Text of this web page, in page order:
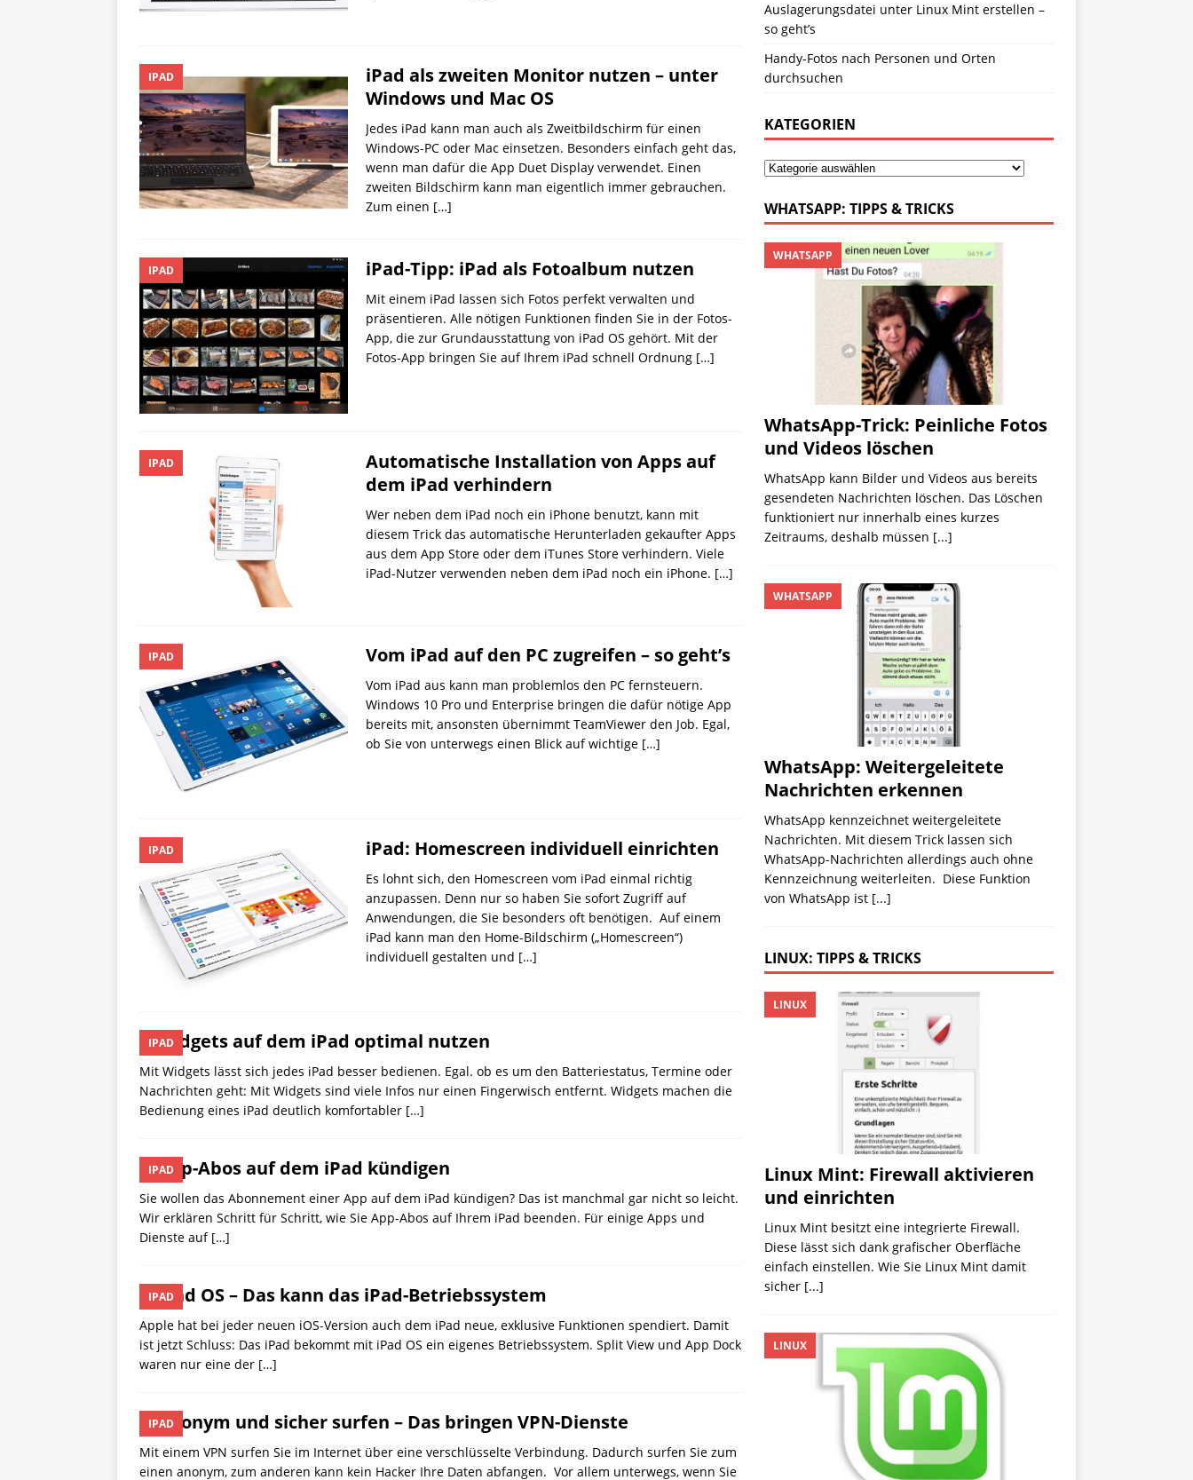
IPAD
iPad als zweiten Monitor nutzen – unter
Windows und Mac OS
Jedes iPad kann man auch als Zweitbildschirm für einen
Windows-PC oder Mac einsetzen. Besonders einfach geht das,
wenn man dafür die App Duet Display verwendet. Einen
zweiten Bildschirm kann man eigentlich immer gebrauchen.
Zum einen […]
IPAD iPad-Tipp: iPad als Fotoalbum nutzen
Mit einem iPad lassen sich Fotos perfekt verwalten und
präsentieren. Alle nötigen Funktionen finden Sie in der Fotos-
App, die zur Grundausstattung von iPad OS gehört. Mit der
Fotos-App bringen Sie auf Ihrem iPad schnell Ordnung […]
IPAD
Automatische Installation von Apps auf
dem iPad verhindern
Wer neben dem iPad noch ein iPhone benutzt, kann mit
diesem Trick das automatische Herunterladen gekaufter Apps
aus dem App Store oder dem iTunes Store verhindern. Viele
iPad-Nutzer verwenden neben dem iPad noch ein iPhone. […]
IPAD Vom iPad auf den PC zugreifen – so geht’s
Vom iPad aus kann man problemlos den PC fernsteuern.
Windows 10 Pro und Enterprise bringen die dafür nötige App
bereits mit, ansonsten übernimmt TeamViewer den Job. Egal,
ob Sie von unterwegs einen Blick auf wichtige […]
IPAD iPad: Homescreen individuell einrichten
Es lohnt sich, den Homescreen vom iPad einmal richtig
anzupassen. Denn nur so haben Sie sofort Zugriff auf
Anwendungen, die Sie besonders oft benötigen. Auf einem
iPad kann man den Home-Bildschirm („Homescreen“)
individuell gestalten und […]
IPAD
Widgets auf dem iPad optimal nutzen
Mit Widgets lässt sich jedes iPad besser bedienen. Egal. ob es um den Batteriestatus, Termine oder
Nachrichten geht: Mit Widgets sind viele Infos nur einen Fingerwisch entfernt. Widgets machen die
Bedienung eines iPad deutlich komfortabler […]
IPAD
App-Abos auf dem iPad kündigen
Sie wollen das Abonnement einer App auf dem iPad kündigen? Das ist manchmal gar nicht so leicht.
Wir erklären Schritt für Schritt, wie Sie App-Abos auf Ihrem iPad beenden. Für einige Apps und
Dienste auf […]
IPAD
iPad OS – Das kann das iPad-Betriebssystem
Apple hat bei jeder neuen iOS-Version auch dem iPad neue, exklusive Funktionen spendiert. Damit
ist jetzt Schluss: Das iPad bekommt mit iPad OS ein eigenes Betriebssystem. Split View und App Dock
waren nur eine der […]
IPAD
Anonym und sicher surfen – Das bringen VPN-Dienste
Mit einem VPN surfen Sie im Internet über eine verschlüsselte Verbindung. Dadurch surfen Sie zum
einen anonym, zum anderen kann kein Hacker Ihre Daten abfangen. Vor allem unterwegs, wenn Sie
Auslagerungsdatei unter Linux Mint erstellen –
so geht’s
Handy-Fotos nach Personen und Orten
durchsuchen
KATEGORIEN
WHATSAPP: TIPPS & TRICKS
WhatsApp-Trick: Peinliche Fotos
und Videos löschen
WHATSAPP
WhatsApp kann Bilder und Videos aus bereits
gesendeten Nachrichten löschen. Das Löschen
funktioniert nur innerhalb eines kurzes
Zeitraums, deshalb müssen [...]
WhatsApp: Weitergeleitete
Nachrichten erkennen
WHATSAPP
WhatsApp kennzeichnet weitergeleitete
Nachrichten. Mit diesem Trick lassen sich
WhatsApp-Nachrichten allerdings auch ohne
Kennzeichnung weiterleiten. Diese Funktion
von WhatsApp ist [...]
LINUX: TIPPS & TRICKS
Linux Mint: Firewall aktivieren
und einrichten
LINUX
Linux Mint besitzt eine integrierte Firewall.
Diese lässt sich dank grafischer Oberfläche
einfach einstellen. Wie Sie Linux Mint damit
sicher [...]
LINUX